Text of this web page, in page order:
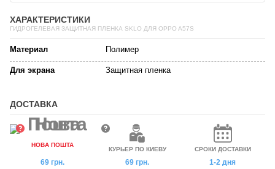
ХАРАКТЕРИСТИКИ
ГИДРОГЕЛЕВАЯ ЗАЩИТНАЯ ПЛЕНКА SKLO ДЛЯ OPPO A57S
Материал Полимер
Для экрана Защитная пленка
ДОСТАВКА
НОВА ПОШТА
69 грн.
КУРЬЕР ПО КИЕВУ
69 грн.
СРОКИ ДОСТАВКИ
1-2 дня